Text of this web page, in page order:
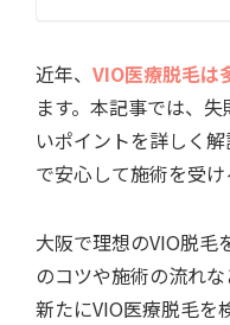
近年、 VIO医療脱毛は
ます。本記事では、
いポイントを詳しく
で安心して施術を受け
大阪で理想のVIO脱毛
のコツや施術の流れ
新たにVIO医療脱毛を